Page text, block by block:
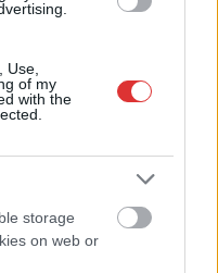
Use,
of my
with the
storage
on web or
környékét – hetek
a baj
Messziről is jól látható
hétfő reggel Cegléd
határában. A tűzoltók